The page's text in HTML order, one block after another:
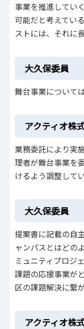
事業を推進してい
可能だと考えてい
ストには、それに
大久保委員
舞台事業について
アクティオ株
業務委託により実
理者が舞台事業を
けるよう調整してい
大久保委員
提案書に記載の自
ャンパスとはどの
ミュニティプロジ
課題の応援事業が
区の課題解決に繋
アクティオ株